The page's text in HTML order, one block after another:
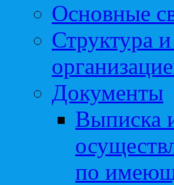
Основные
Структура
Документы
Выписка
по